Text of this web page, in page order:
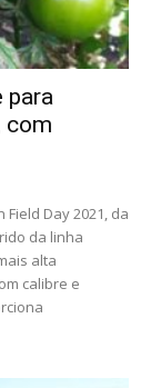
para
com
Day 2021, da
da linha
alta
calibre e